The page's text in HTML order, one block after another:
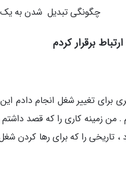
برقرار کردم
برای تغییر شغل انجام دادم
. من زمینه کاری را که قصد
تاریخی را که برای رها کردن